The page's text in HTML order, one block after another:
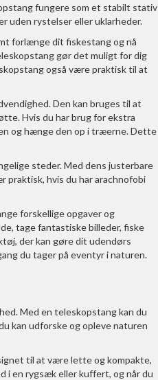
fungere som et stabilt stativ
uden rystelser eller uklarheder.
forlænge dit fiskestang og nå
gør det muligt for dig
også være praktisk til at
Den kan bruges til at
Hvis du har brug for ekstra
og hænge den op i træerne. Dette
steder. Med dens justerbare
praktisk, hvis du har arachnofobi
forskellige opgaver og
tage fantastiske billeder, fiske
der kan gøre dit udendørs
du tager på eventyr i naturen.
Med en teleskopstang kan du
kan udforske og opleve naturen
til at være lette og kompakte,
i en rygsæk eller kuffert, og når du